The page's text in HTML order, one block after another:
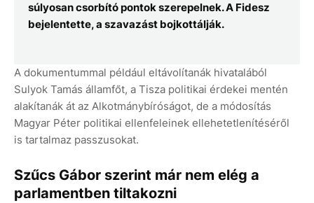
súlyosan csorbító pontok szerepelnek. A Fidesz
bejelentette, a szavazást bojkottálják.
A dokumentummal például eltávolítanák hivatalából
Sulyok Tamás államfőt, a Tisza politikai érdekei mentén
alakítanák át az Alkotmánybíróságot, de a módosítás
Magyar Péter politikai ellenfeleinek ellehetetlenítéséről
is tartalmaz passzusokat.
Szűcs Gábor szerint már nem elég a
parlamentben tiltakozni